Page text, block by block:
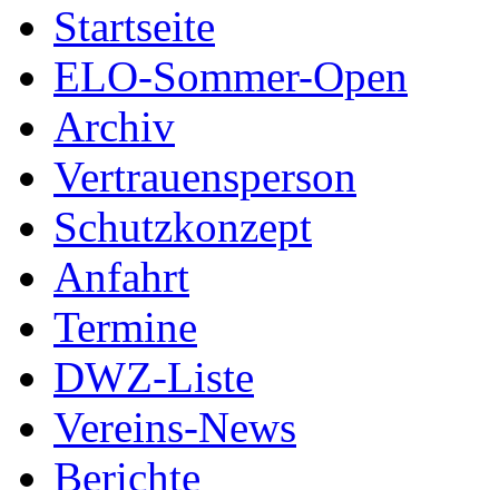
Startseite
ELO-Sommer-Open
Archiv
Vertrauensperson
Schutzkonzept
Anfahrt
Termine
DWZ-Liste
Vereins-News
Berichte